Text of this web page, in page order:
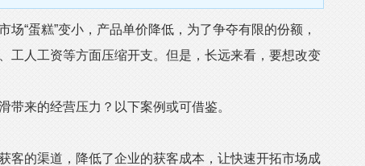
“蛋糕”变小，产品单价降低，为了争夺有限的份额，
工人工资等方面压缩开支。但是，长远来看，要想改变
来的经营压力？以下案例或可借鉴。
的渠道，降低了企业的获客成本，让快速开拓市场成